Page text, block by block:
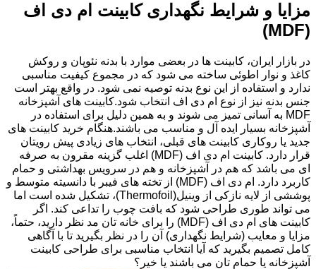
مزایا و شرایط نگهداری کابینت ام دی اف
(MDF)
در بازار ایران، کابینت ها در بعضی موارد با بدنه نئوپان و روکش
کاغذ و نوار اطوئی ساخته می شود که در مجموع کیفیت مناسبی
ندارد و استفاده از این نوع بدنه توصیه نمی شود. در واقع بهتر است
جنس بدنه نیز از نوع ام دی اف انتخاب شود.کابینت های آشپزخانه
MDF به آسانی تمیز می شوند و به همین دلیل برای استفاده در
آشپزخانه بسیار ایده آل و مناسب می باشند.هنگام خرید کابینت های
جدید یا روکاری کابینت های قبلی، انتخاب های زیادی پیش رویتان
قرار دارد. کابینت ام دی اف (MDF) اغلب گزینه مقرون به صرفه
ای می باشد که هم در آشپزخانه و هم در سرویس بهداشتی و حمام
کاربرد دارد. ام دی اف (MDF) از تخته های فیبر با دانسیته متوسط و
پوششی از لایه نازکی از وینیل(Thermofoil)، تشکیل شده است اما
می تواند طوری طراحی شود که بافت چوب را تداعی کند. اگر
کابینت های ام دی اف (MDF) را برای خانه تان مد نظر دارید، حتماً،
مزایا و معایب (شرایط نگهداری) آن را در نظر بگیرید تا با آگاهی
کامل تصمیم بگیرید که آیا انتخاب مناسبی برای طراحی کابینت
آشپزخانه یا حمام تان می باشند یا خیر؟